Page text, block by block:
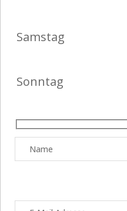
Samstag
Sonntag
lasse